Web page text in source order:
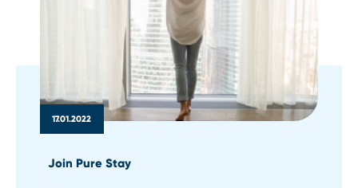
17.01.2022
Join Pure Stay